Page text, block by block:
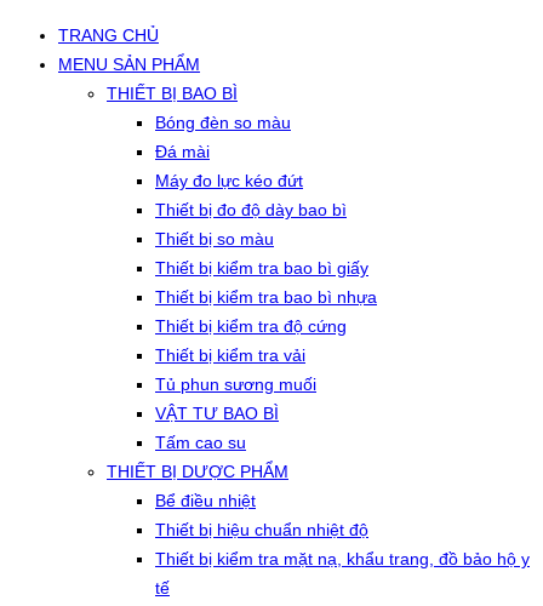
TRANG CHỦ
MENU SẢN PHẨM
THIẾT BỊ BAO BÌ
Bóng đèn so màu
Đá mài
Máy đo lực kéo đứt
Thiết bị đo độ dày bao bì
Thiết bị so màu
Thiết bị kiểm tra bao bì giấy
Thiết bị kiểm tra bao bì nhựa
Thiết bị kiểm tra độ cứng
Thiết bị kiểm tra vải
Tủ phun sương muối
VẬT TƯ BAO BÌ
Tấm cao su
THIẾT BỊ DƯỢC PHẨM
Bể điều nhiệt
Thiết bị hiệu chuẩn nhiệt độ
Thiết bị kiểm tra mặt nạ, khẩu trang, đồ bảo hộ y
tế